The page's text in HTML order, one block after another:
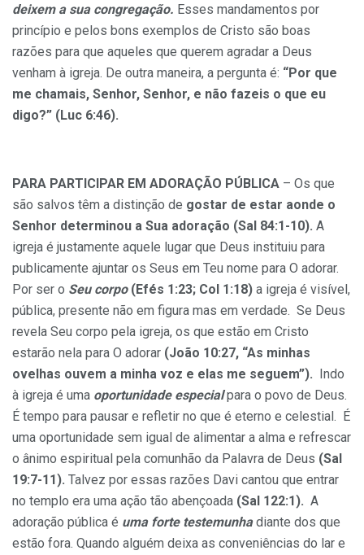
deixem a sua congregação. Esses mandamentos por
princípio e pelos bons exemplos de Cristo são boas
razões para que aqueles que querem agradar a Deus
venham à igreja. De outra maneira, a pergunta é: “Por que
me chamais, Senhor, Senhor, e não fazeis o que eu
digo?” (Luc 6:46).
PARA PARTICIPAR EM ADORAÇÃO PÚBLICA – Os que
são salvos têm a distinção de gostar de estar aonde o
Senhor determinou a Sua adoração (Sal 84:1-10). A
igreja é justamente aquele lugar que Deus instituiu para
publicamente ajuntar os Seus em Teu nome para O adorar.
Por ser o Seu corpo(Efés 1:23; Col 1:18) a igreja é visível,
pública, presente não em figura mas em verdade. Se Deus
revela Seu corpo pela igreja, os que estão em Cristo
estarão nela para O adorar (João 10:27, “As minhas
ovelhas ouvem a minha voz e elas me seguem”). Indo
à igreja é uma oportunidade especialpara o povo de Deus.
É tempo para pausar e refletir no que é eterno e celestial. É
uma oportunidade sem igual de alimentar a alma e refrescar
o ânimo espiritual pela comunhão da Palavra de Deus (Sal
19:7-11). Talvez por essas razões Davi cantou que entrar
no templo era uma ação tão abençoada (Sal 122:1). A
adoração pública é uma forte testemunhadiante dos que
estão fora. Quando alguém deixa as conveniências do lar e